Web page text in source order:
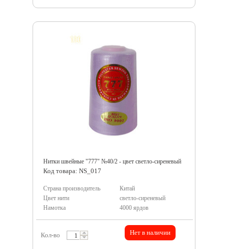
Нитки швейные "777" №40/2 - цвет светло-сиреневый
Код товара: NS_017
Страна производитель
Китай
Цвет нити
светло-сиреневый
Намотка
4000 ярдов
Кол-во Нет в наличии